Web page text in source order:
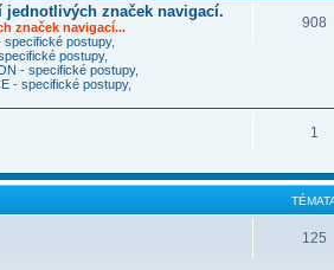
jednotlivých značek navigací.
značek navigací...
specifické postupy,
postupy,
- specifické postupy,
- specifické postupy,
908
1
125